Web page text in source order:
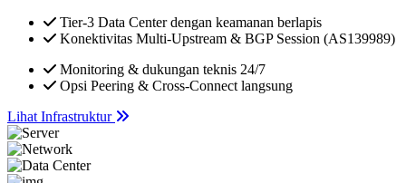
Tier-3 Data Center dengan keamanan berlapis
Konektivitas Multi-Upstream & BGP Session (AS139989)
Monitoring & dukungan teknis 24/7
Opsi Peering & Cross-Connect langsung
Lihat Infrastruktur